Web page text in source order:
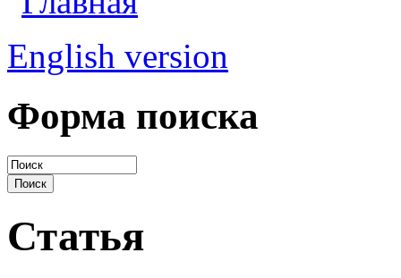
English version
Форма поиска
Статья